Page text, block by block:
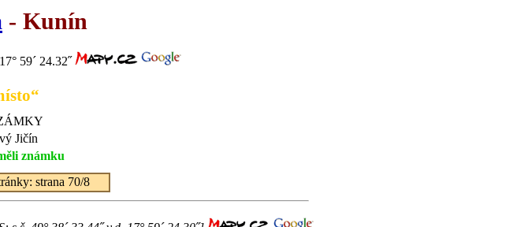
- Kunín
59´ 24.32˝
Jičín
známku
strana 70/8